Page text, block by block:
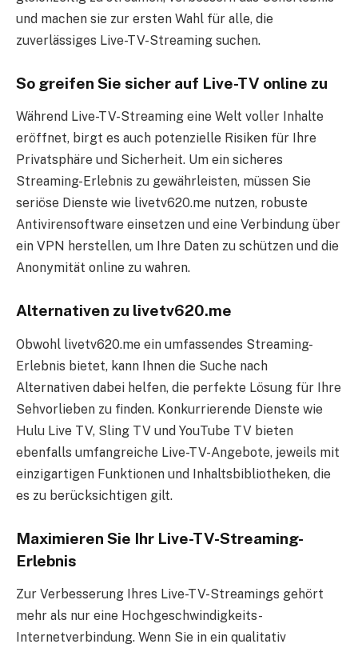
und machen sie zur ersten Wahl für alle, die
zuverlässiges Live-TV-Streaming suchen.
So greifen Sie sicher auf Live-TV online zu
Während Live-TV-Streaming eine Welt voller Inhalte
eröffnet, birgt es auch potenzielle Risiken für Ihre
Privatsphäre und Sicherheit. Um ein sicheres
Streaming-Erlebnis zu gewährleisten, müssen Sie
seriöse Dienste wie livetv620.me nutzen, robuste
Antivirensoftware einsetzen und eine Verbindung über
ein VPN herstellen, um Ihre Daten zu schützen und die
Anonymität online zu wahren.
Alternativen zu livetv620.me
Obwohl livetv620.me ein umfassendes Streaming-
Erlebnis bietet, kann Ihnen die Suche nach
Alternativen dabei helfen, die perfekte Lösung für Ihre
Sehvorlieben zu finden. Konkurrierende Dienste wie
Hulu Live TV, Sling TV und YouTube TV bieten
ebenfalls umfangreiche Live-TV-Angebote, jeweils mit
einzigartigen Funktionen und Inhaltsbibliotheken, die
es zu berücksichtigen gilt.
Maximieren Sie Ihr Live-TV-Streaming-
Erlebnis
Zur Verbesserung Ihres Live-TV-Streamings gehört
mehr als nur eine Hochgeschwindigkeits-
Internetverbindung. Wenn Sie in ein qualitativ